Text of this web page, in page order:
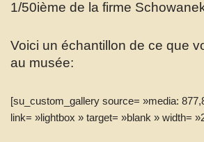
1/50ième de la firme
Voici un échantillon de ce que
au musée:
[su_custom_gallery source= »media:
link= »lightbox » target= »blank » width=